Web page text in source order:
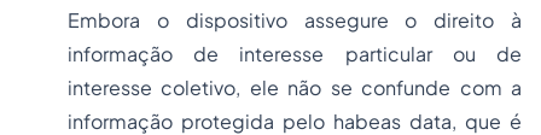
Embora o dispositivo assegure o direito à
informação de interesse particular ou de
interesse coletivo, ele não se confunde com a
informação protegida pelo habeas data, que é